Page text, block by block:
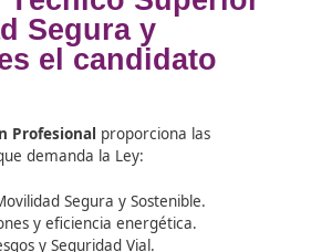
tendrá el
Movilidad?
de emisiones y Seguridad
sociales y administraciones.
en la estrategia de